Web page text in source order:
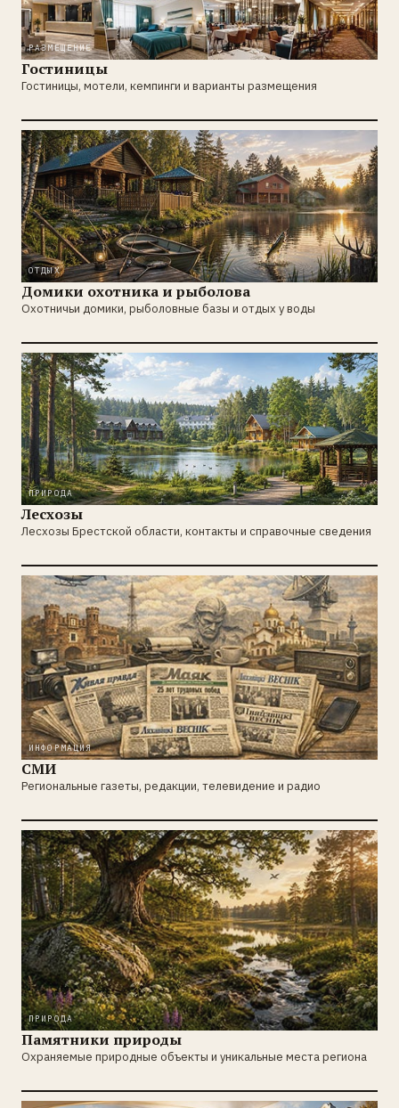
РАЗМЕЩЕНИЕ
Гостиницы
Гостиницы, мотели, кемпинги и варианты размещения
ОТДЫХ
Домики охотника и рыболова
Охотничьи домики, рыболовные базы и отдых у воды
ПРИРОДА
Лесхозы
Лесхозы Брестской области, контакты и справочные сведения
ИНФОРМАЦИЯ
СМИ
Региональные газеты, редакции, телевидение и радио
ПРИРОДА
Памятники природы
Охраняемые природные объекты и уникальные места региона